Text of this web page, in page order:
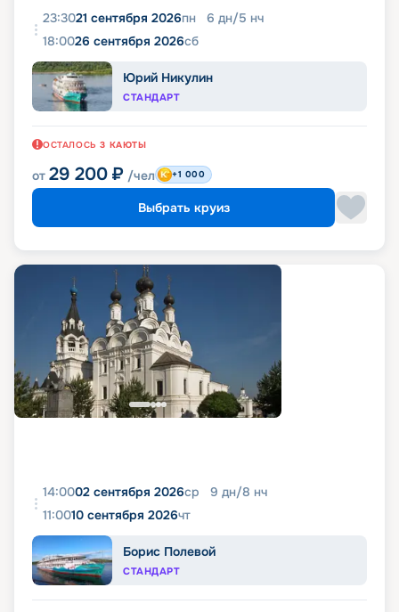
23:3021 сентября 2026пн 6 дн/5 нч
18:0026 сентября 2026сб
Юрий Никулин
СТАНДАРТ
ОСТАЛОСЬ 3 КАЮТЫ
от 29 200 ₽ /чел +1 000
Выбрать круиз
14:0002 сентября 2026ср 9 дн/8 нч
11:0010 сентября 2026чт
Борис Полевой
СТАНДАРТ